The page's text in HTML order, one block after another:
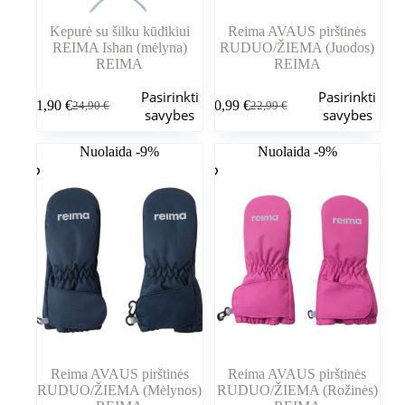
Kepurė su šilku kūdikiui
REIMA Ishan (mėlyna)
REIMA
24,90€
Pradinė
buvo:
24,90 €.
11,90€Dabartinė
yra:
11,90 €.
Pasirinkti
savybes
produktas
Variantus
pasirinkti
gaminio
puslapyje
Reima AVAUS pirštinės
RUDUO/ŽIEMA (Juodos)
REIMA
22,99€
Pradinė
buvo:
22,99 €.
20,99 €Dabartinė
yra:
20,99 €.
Pasirinkti
savybes
produktas
Variantus
pasirinkti
gaminio
puslapyje
Nuolaida -9%
Reima AVAUS pirštinės
RUDUO/ŽIEMA (Mėlynos)
Nuolaida -9%
Reima AVAUS pirštinės
RUDUO/ŽIEMA (Rožinės)